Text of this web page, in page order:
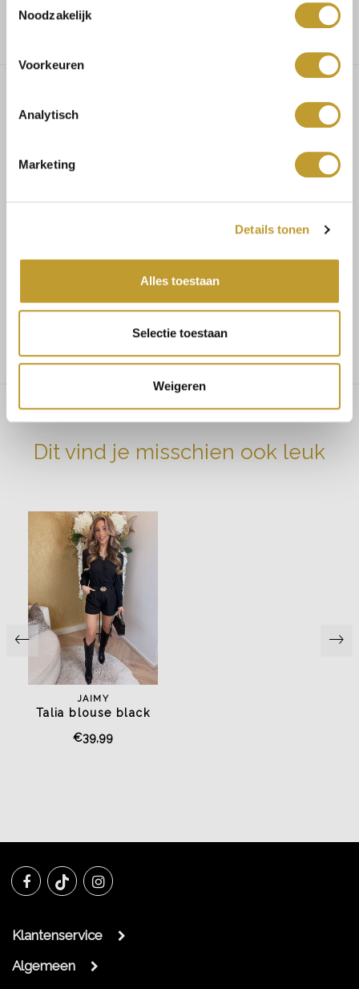
Noodzakelijk
Voorkeuren
Analytisch
Marketing
Details tonen
Alles toestaan
Selectie toestaan
Weigeren
Maat 40 bestel L
Het model draagt maat S en heeft een lengte van 168 cm
Dit vind je misschien ook leuk
JAIMY
Talia blouse black
€39,99
Klantenservice
Algemeen